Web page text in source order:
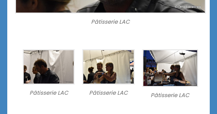
Pâtisserie LAC
Pâtisserie LAC Pâtisserie LAC Pâtisserie LAC